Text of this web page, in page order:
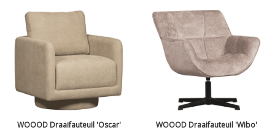
WOOOD Draaifauteuil 'Oscar'
WOOOD Draaifauteuil 'Wibo'